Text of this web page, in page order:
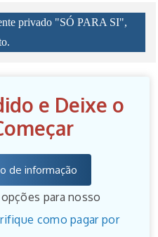
privado "SÓ PARA SI",
e Deixe o
de informação
para nosso
como pagar por